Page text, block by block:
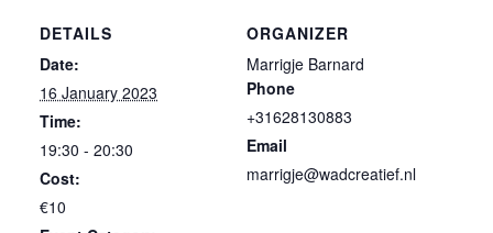
DETAILS
Date:
16 January 2023
Time:
19:30 - 20:30
Cost:
€10
ORGANIZER
Marrigje Barnard
Phone
+31628130883
Email
marrigje@wadcreatief.nl